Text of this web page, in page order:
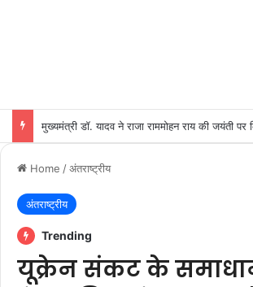
मुख्यमंत्री डॉ. यादव ने राजा राममोहन राय की जयंती पर
Home /अंतराष्ट्रीय
अंतराष्ट्रीय
Trending
यूक्रेन संकट के